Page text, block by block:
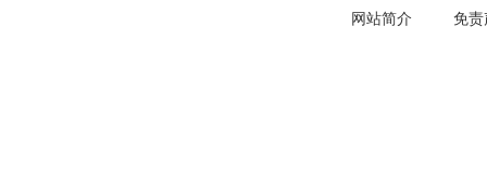
网站简介 免责